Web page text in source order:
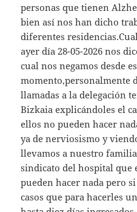
personas que tienen
bien así nos han dicho
diferentes
ayer día 28-05-2026 nos
cual nos negamos desde
momento,personalmente
llamadas a la delegación
Bizkaia explicándoles el
ellos no pueden hacer
ya de nerviosismo y
llevamos a nuestro
sindicato del hospital que
pueden hacer nada pero
casos que para hacerles